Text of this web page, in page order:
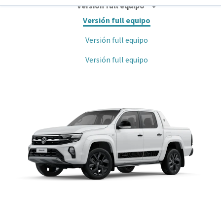
Versión full equipo
Versión full equipo
Versión full equipo
Versión full equipo